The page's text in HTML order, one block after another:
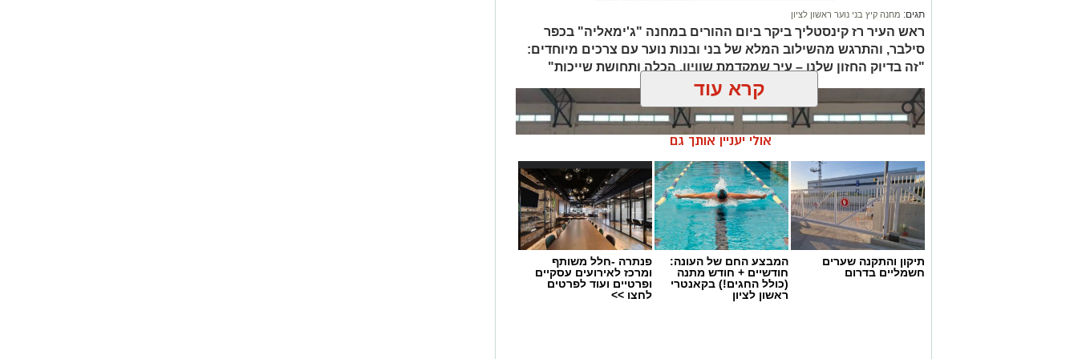
המבקרים מתוכן מגוון ומסרט אחר, והכניסה לכלל האירועים תהיה חופשית.
*למידע נוסף על מועדי ההקרנות ותוכנית האירועים:*
https://www.rishonlezion.muni.il/Lists/List3/CustomDispForm.aspx?ID=7155
*ראש העירייה, רז קינסטליך:* "שני מהסרטים הפך כבר למסורת קיצית ואהובה
בעיר. זו הזדמנות נהדרת לקחת את הילדים לבילוי תחת כיפת השמיים, וליהנות יחד
מסרט, מופעים והפעלות לכל המשפחה והכל ללא עלות. אני מזמין את תושבות
צילום: דוברות עיריית ראשון לציון
יש לכם מידע חשוב שטרם נחשף? צילומים מאירוע חדשותי? מצאתם טעות
בכתבה? נשמח שתשתפו אותנו
תגים: מחנה קיץ בני נוער ראשון לציון
ראש העיר רז קינסטליך ביקר ביום ההורים במחנה "ג'ימאליה" בכפר
סילבר, והתרגש מהשילוב המלא של בני ובנות נוער עם צרכים מיוחדים:
"זה בדיוק החזון שלנו – עיר שמקדמת שוויון, הכלה ותחושת שייכות"
קרא עוד
אולי יעניין אותך גם
תיקון והתקנה שערים
חשמליים בדרום
המבצע החם של העונה:
חודשיים + חודש מתנה
(כולל החגים!) בקאנטרי
ראשון לציון
פנתרה -חלל משותף
ומרכז לאירועים עסקיים
ופרטיים ועוד לפרטים
לחצו >>